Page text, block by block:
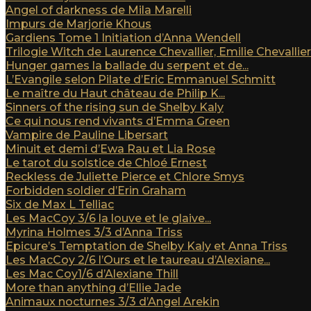
Angel of darkness de Mila Marelli
Impurs de Marjorie Khous
Gardiens Tome 1 Initiation d’Anna Wendell
Trilogie Witch de Laurence Chevallier, Emilie Chevallier
Hunger games la ballade du serpent et de...
L’Evangile selon Pilate d’Eric Emmanuel Schmitt
Le maître du Haut château de Philip K...
Sinners of the rising sun de Shelby Kaly
Ce qui nous rend vivants d’Emma Green
Vampire de Pauline Libersart
Minuit et demi d’Ewa Rau et Lia Rose
Le tarot du solstice de Chloé Ernest
Reckless de Juliette Pierce et Chlore Smys
Forbidden soldier d’Erin Graham
Six de Max L Telliac
Les MacCoy 3/6 la louve et le glaive...
Myrina Holmes 3/3 d’Anna Triss
Epicure’s Temptation de Shelby Kaly et Anna Triss
Les MacCoy 2/6 l’Ours et le taureau d’Alexiane...
Les Mac Coy1/6 d’Alexiane Thill
More than anything d’Ellie Jade
Animaux nocturnes 3/3 d’Angel Arekin